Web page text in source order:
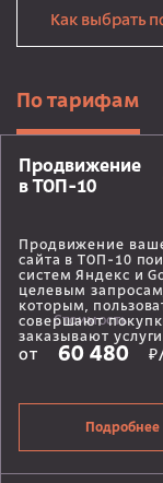
Как выбрать
По тарифам
Продвижение
в ТОП-10
Продвижение
сайта в ТОП-10
систем Яндекс и
целевым
которым,
совершают
заказывают
Стоимость
от 60 480
Подробнее